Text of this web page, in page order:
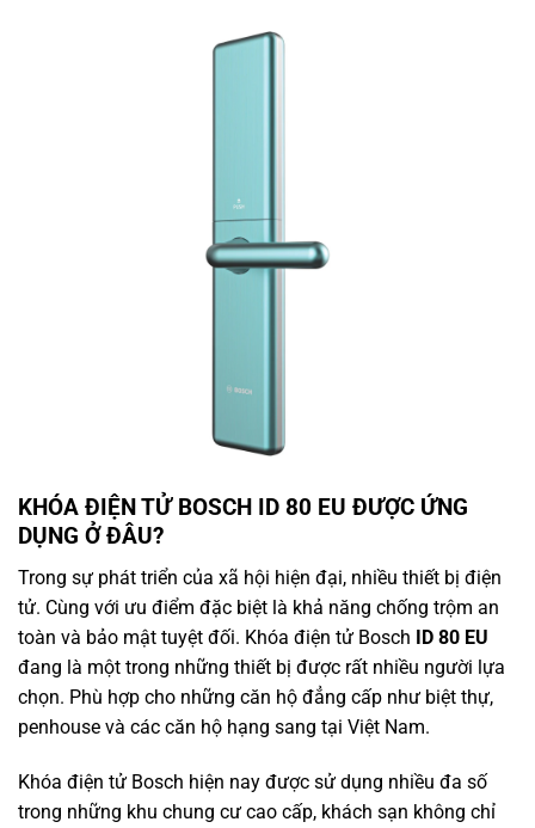
KHÓA ĐIỆN TỬ BOSCH ID 80 EU ĐƯỢC ỨNG
DỤNG Ở ĐÂU?
Trong sự phát triển của xã hội hiện đại, nhiều thiết bị điện
tử. Cùng với ưu điểm đặc biệt là khả năng chống trộm an
toàn và bảo mật tuyệt đối. Khóa điện tử Bosch ID 80 EU
đang là một trong những thiết bị được rất nhiều người lựa
chọn. Phù hợp cho những căn hộ đẳng cấp như biệt thự,
penhouse và các căn hộ hạng sang tại Việt Nam.
Khóa điện tử Bosch hiện nay được sử dụng nhiều đa số
trong những khu chung cư cao cấp, khách sạn không chỉ